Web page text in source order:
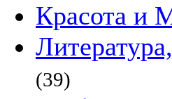
Красота и
(39)